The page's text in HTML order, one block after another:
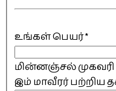
உங்கள் பெயர்*
மின்னஞ்சல் முகவரி
இம் மாவீரர் பற்றிய